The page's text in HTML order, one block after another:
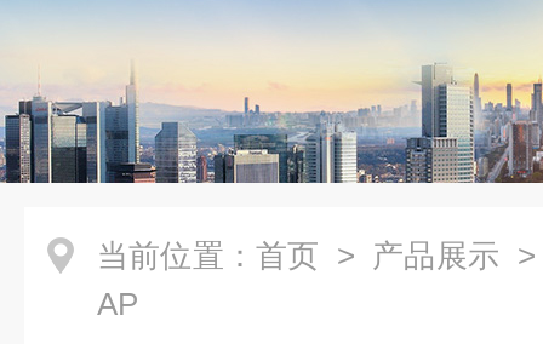
当前位置： 首页 > 产品展示
AP